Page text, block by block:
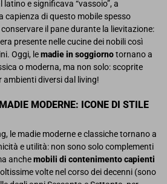
e significava “vassoio”, a
capienza di questo mobile spesso
il pane durante la lievitazione:
presente nelle cucine dei nobili così
Oggi, lemadie in soggiornotornano a
o moderna, ma non solo: scoprite
ambienti diversi dal living!
MODERNE: ICONE DI STILE
le madie moderne e classiche tornano a
e utilità: non sono solo complementi
anchemobili di contenimento capienti
volte nel corso dei decenni (sono